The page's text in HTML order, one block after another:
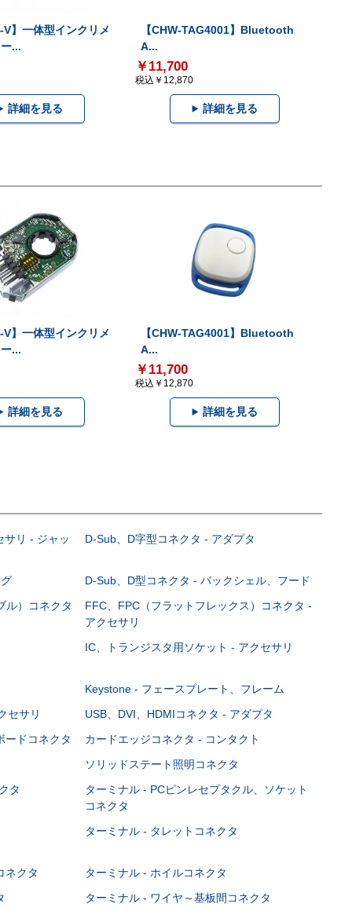
V】一体型インクリメ
...
詳細を見る
【CHW-TAG4001】Bluetooth
A...
￥11,700
税込￥12,870
詳細を見る
V】一体型インクリメ
...
詳細を見る
【CHW-TAG4001】Bluetooth
A...
￥11,700
税込￥12,870
詳細を見る
サリ - ジャッ
D-Sub、D字型コネクタ - アダプタ
D-Sub、D型コネクタ - バックシェル、フード
ル）コネクタ
FFC、FPC（フラットフレックス）コネクタ -
アクセサリ
IC、トランジスタ用ソケット - アクセサリ
Keystone - フェースプレート、フレーム
セサリ
USB、DVI、HDMIコネクタ - アダプタ
ードコネクタ
カードエッジコネクタ - コンタクト
ソリッドステート照明コネクタ
タ
ターミナル - PCピンレセプタクル、ソケット
コネクタ
ターミナル - タレットコネクタ
ネクタ
ターミナル - ホイルコネクタ
ターミナル - ワイヤ～基板間コネクタ